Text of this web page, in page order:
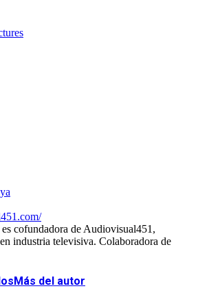
cofundadora de Audiovisual451,
industria televisiva. Colaboradora de
Más del autor